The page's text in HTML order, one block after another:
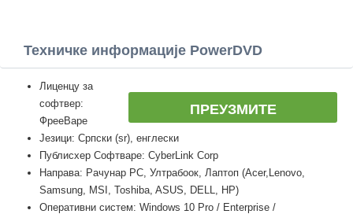
Техничке информације PowerDVD
ПРЕУЗМИТЕ
Лиценцу за
софтвер:
ФрееВаре
Језици: Српски (sr), енглески
Публисхер Софтваре: CyberLink Corp
Направа: Рачунар PC, Ултрабоок, Лаптоп (Acer,Lenovo,
Samsung, MSI, Toshiba, ASUS, DELL, HP)
Оперативни систем: Windows 10 Pro / Enterprise /